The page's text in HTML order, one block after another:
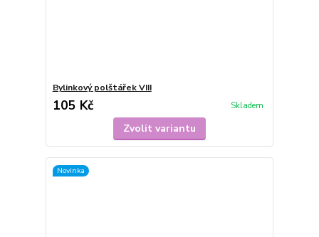
Bylinkový polštářek VIII
105 Kč Skladem
Zvolit variantu
Novinka